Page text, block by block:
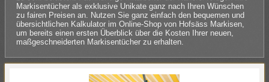
Markisentücher als exklusive Unikate ganz nach Ihren Wünschen
zu fairen Preisen an. Nutzen Sie ganz einfach den bequemen und
übersichtlichen Kalkulator im Online-Shop von Hofsäss Markisen,
um bereits einen ersten Überblick über die Kosten Ihrer neuen,
maßgeschneiderten Markisentücher zu erhalten.